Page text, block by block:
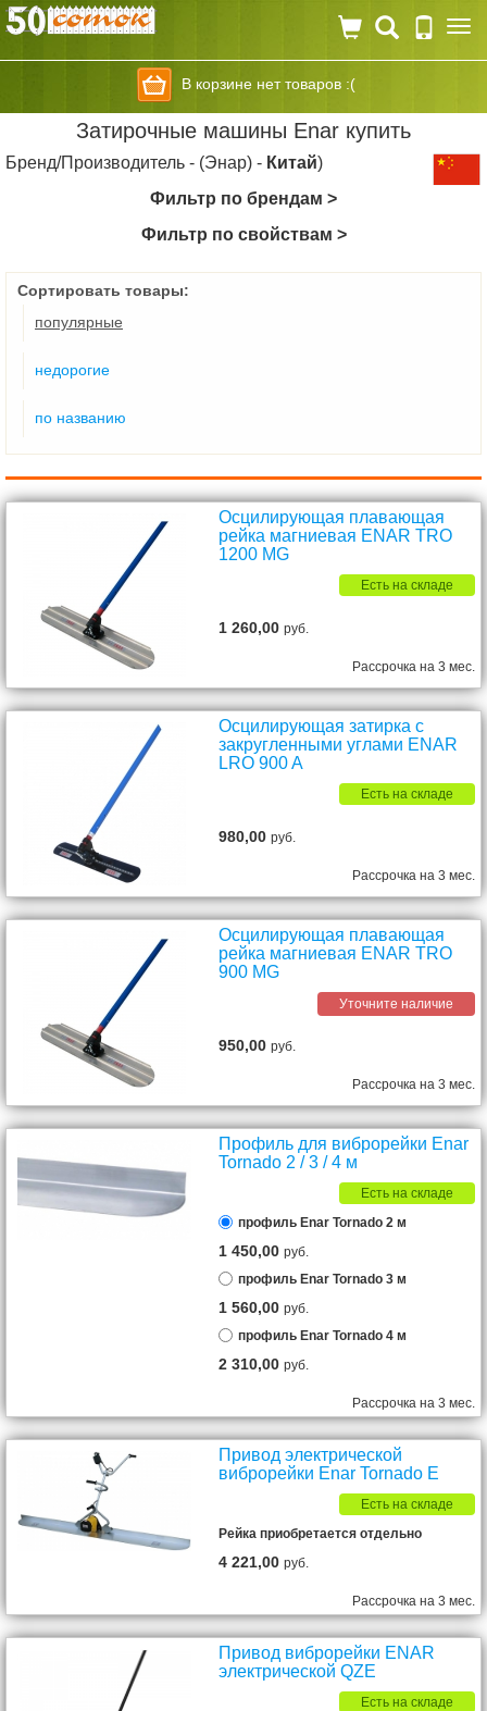
В корзине нет товаров :(
Затирочные машины Enar купить
Бренд/Производитель - (Энар) - Китай)
Фильтр по брендам >
Фильтр по свойствам >
Сортировать товары:
популярные
недорогие
по названию
Осцилирующая плавающая
рейка магниевая ENAR TRO
1200 MG
Есть на складе
1 260,00руб.
Рассрочка на 3 мес.
Осцилирующая затирка с
закругленными углами ENAR
LRO 900 A
Есть на складе
980,00руб.
Рассрочка на 3 мес.
Осцилирующая плавающая
рейка магниевая ENAR TRO
900 MG
Уточните наличие
950,00руб.
Рассрочка на 3 мес.
Профиль для виброрейки Enar
Tornado 2 / 3 / 4 м
Есть на складе
профиль Enar Tornado 2 м
1 450,00руб.
профиль Enar Tornado 3 м
1 560,00руб.
профиль Enar Tornado 4 м
2 310,00руб.
Рассрочка на 3 мес.
Привод электрической
виброрейки Enar Tornado E
Есть на складе
Рейка приобретается отдельно
4 221,00руб.
Рассрочка на 3 мес.
Привод виброрейки ENAR
электрической QZE
Есть на складе